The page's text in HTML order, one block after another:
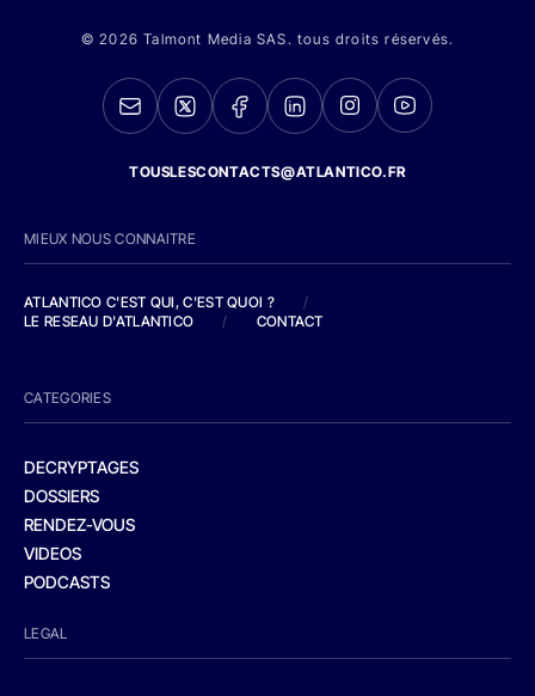
© 2026 Talmont Media SAS. tous droits réservés.
TOUSLESCONTACTS@ATLANTICO.FR
MIEUX NOUS CONNAITRE
ATLANTICO C'EST QUI, C'EST QUOI ?
/
LE RESEAU D'ATLANTICO
/ CONTACT
CATEGORIES
DECRYPTAGES
DOSSIERS
RENDEZ-VOUS
VIDEOS
PODCASTS
LEGAL